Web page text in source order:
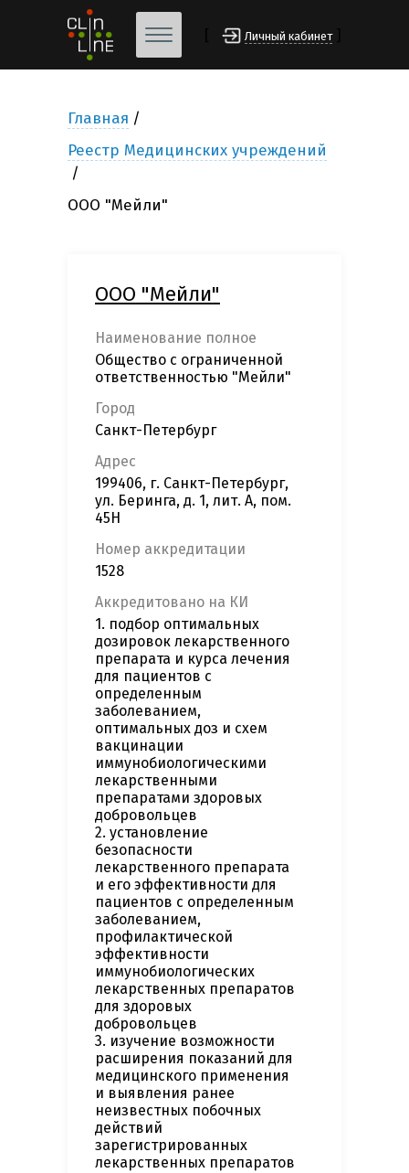
Личный кабинет
Главная
Реестр Медицинских учреждений
ООО "Мейли"
ООО "Мейли"
Наименование полное
Общество с ограниченной
ответственностью "Мейли"
Город
Санкт-Петербург
Адрес
199406, г. Санкт-Петербург,
ул. Беринга, д. 1, лит. А, пом.
45Н
Номер аккредитации
1528
Аккредитовано на КИ
1. подбор оптимальных
дозировок лекарственного
препарата и курса лечения
для пациентов с
определенным
заболеванием,
оптимальных доз и схем
вакцинации
иммунобиологическими
лекарственными
препаратами здоровых
добровольцев
2. установление
безопасности
лекарственного препарата
и его эффективности для
пациентов с определенным
заболеванием,
профилактической
эффективности
иммунобиологических
лекарственных препаратов
для здоровых
добровольцев
3. изучение возможности
расширения показаний для
медицинского применения
и выявления ранее
неизвестных побочных
действий
зарегистрированных
лекарственных препаратов